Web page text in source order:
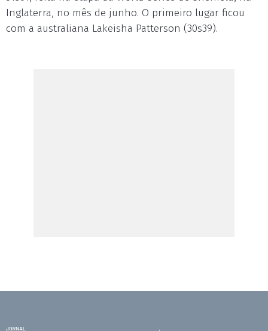
Inglaterra, no mês de junho. O primeiro lugar ficou
com a australiana Lakeisha Patterson (30s39).